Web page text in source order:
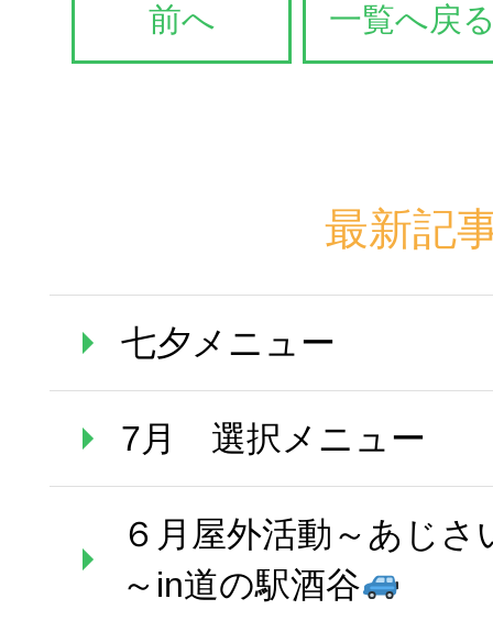
前へ 一覧へ戻
最新記
七夕メニュー
7月 選択メニュー
６月屋外活動～あじ
～in道の駅酒谷